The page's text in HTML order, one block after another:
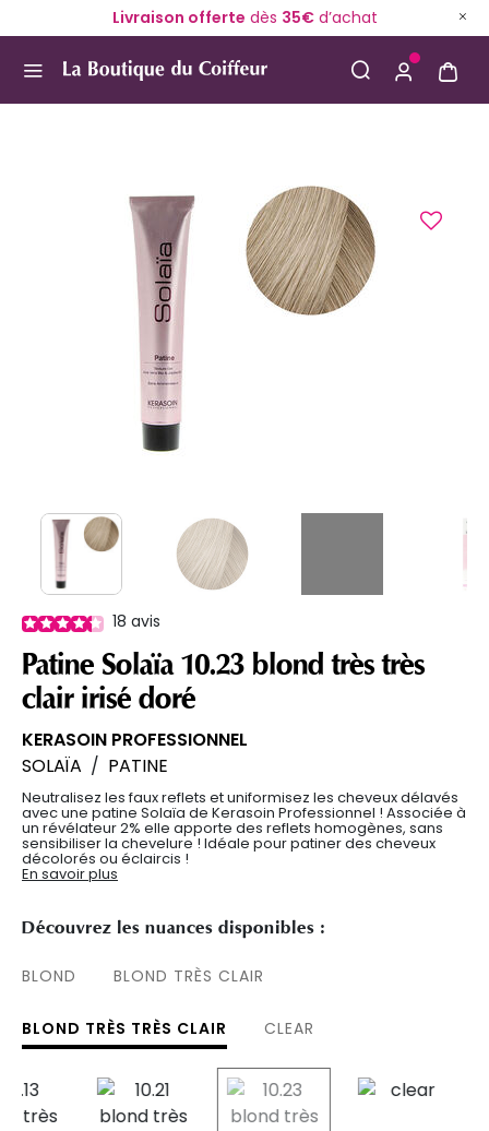
Livraison offerte dès 35€d’achat
18 avis
Patine Solaïa 10.23 blond très très
clair irisé doré
KERASOIN PROFESSIONNEL
SOLAÏA / PATINE
Neutralisez les faux reflets et uniformisez les cheveux délavés
avec une patine Solaïa de Kerasoin Professionnel ! Associée à
un révélateur 2% elle apporte des reflets homogènes, sans
sensibiliser la chevelure ! Idéale pour patiner des cheveux
décolorés ou éclaircis !
En savoir plus
Découvrez les nuances disponibles :
BLOND BLOND TRÈS CLAIR
BLOND TRÈS TRÈS CLAIR CLEAR